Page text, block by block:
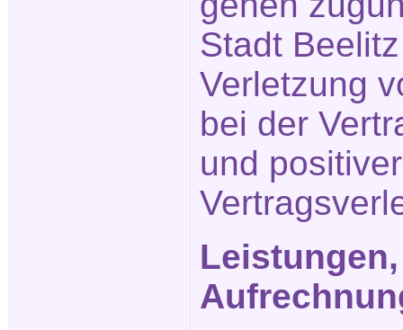
Stadt
Verletzung
bei der
und positiver